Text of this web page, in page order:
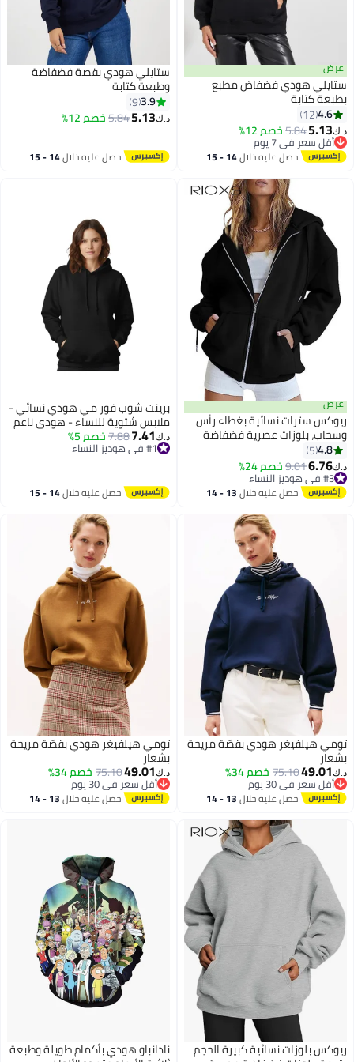
عرض
ستايلي هودي فضفاض مطبع
بطبعة كتابة
4.6
12
د.ك‏5.13
5.84خصم 12%
أقل سعر في 7 يوم
أقل سعر في 7 يوماحصل عليه خلال 14 - 15
ستايلي هودي بقصة فضفاضة
وطبعة كتابة
3.9
9
د.ك‏5.13
5.84خصم 12%
احصل عليه خلال 14 - 15
4
عرض
ريوكس سترات نسائية بغطاء رأس
وسحاب، بلوزات عصرية فضفاضة
بأكمام طويلة للسيدات، سترات
رياضية بأكمام طويلة وغطاء رأس
وجيوب، سترات مريحة وخفيفة الوزن
لملابس الشتاء والخريف للمكتب
والحفلات والمدرسة والجري
والرياضة والصالة الرياضية والمزيد،
4.8
5
د.ك‏6.76
9.01خصم 24%
#3 في هوديز النساء
#3 في هوديز النساء احصل عليه خلال 13 - 14
16
برينت شوب فور مي هودي نسائي -
ملابس شتوية للنساء - هودي ناعم
ودافئ للسيدات، هودي بأكمام
طويلة للنساء، ملابس شتوية مريحة
د.ك‏7.41
7.88خصم 5%
#1 في هوديز النساء
احصل عليه خلال 14 - 15
تومي هيلفيغر هودي بقصّة مريحة
بشعار
د.ك‏49.01
75.10خصم 34%
أقل سعر في 30 يوم
أقل سعر في 30 يوماحصل عليه خلال 13 - 14
تومي هيلفيغر هودي بقصّة مريحة
بشعار
د.ك‏49.01
75.10خصم 34%
أقل سعر في 30 يوم
أقل سعر في 30 يوماحصل عليه خلال 13 - 14
ريوكس بلوزات نسائية كبيرة الحجم نادانباو هودي بأكمام طويلة وطبعة